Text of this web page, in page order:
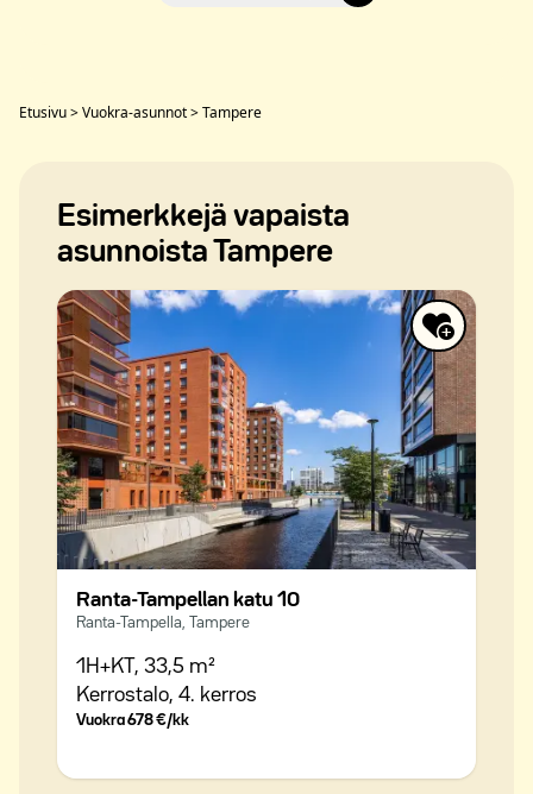
Etusivu>Vuokra-asunnot>Tampere
Esimerkkejä vapaista
asunnoista Tampere
Ranta-Tampellan katu 10
Ranta-Tampella, Tampere
1H+KT, 33,5 m²
Kerrostalo, 4. kerros
Vuokra678 €/kk